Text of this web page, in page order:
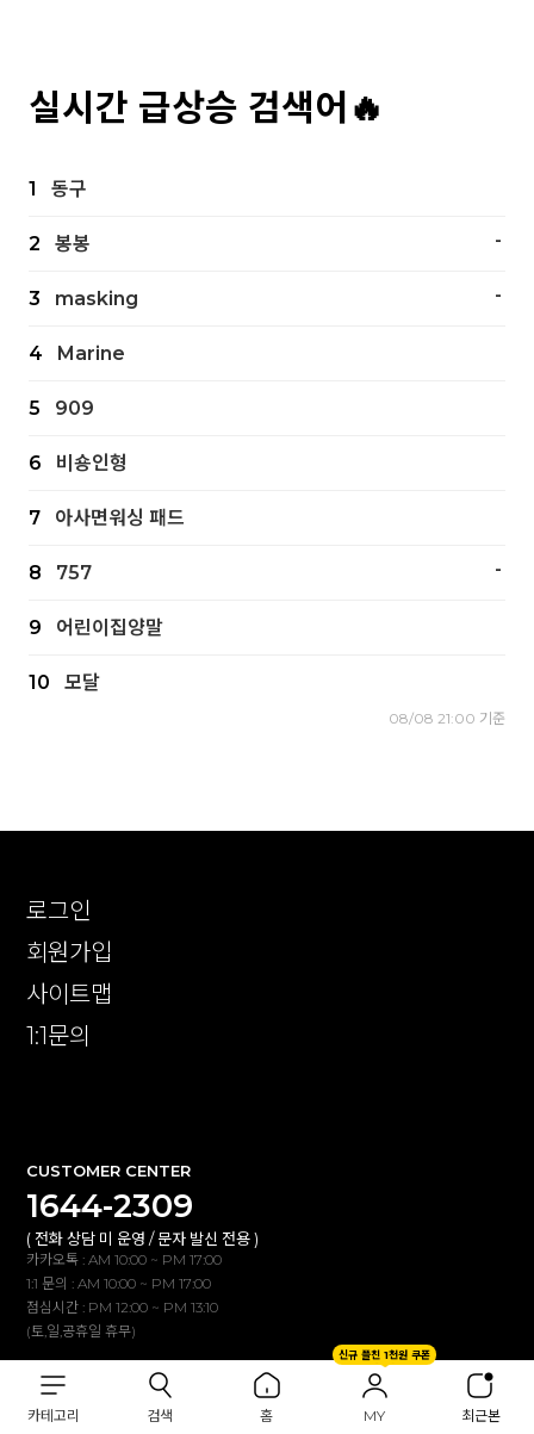
카테고리 검색 홈
신규 플친 1천원 쿠폰
MY 최근본
실시간 급상승 검색어🔥
1 동구
2 봉봉 -
3 masking -
4 Marine
5 909
6 비숑인형
7 아사면워싱 패드
8 757 -
9 어린이집양말
10 모달
08/08 21:00 기준
로그인
회원가입
사이트맵
1:1문의
CUSTOMER CENTER
1644-2309
( 전화 상담 미 운영 / 문자 발신 전용 )
카카오톡 : AM 10:00 ~ PM 17:00
1:1 문의 : AM 10:00 ~ PM 17:00
점심시간 : PM 12:00 ~ PM 13:10
(토,일,공휴일 휴무)
BANK INFO